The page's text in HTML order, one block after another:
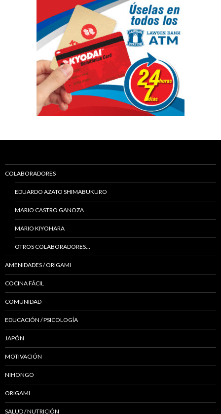
COLABORADORES
EDUARDO AZATO SHIMABUKURO
MARIO CASTRO GANOZA
MARIO KIYOHARA
OTROS COLABORADORES…
AMENIDADES / ORIGAMI
COCINA FÁCIL
COMUNIDAD
EDUCACIÓN / PSICOLOGÍA
JAPÓN
MOTIVACIÓN
NIHONGO
ORIGAMI
SALUD / NUTRICIÓN